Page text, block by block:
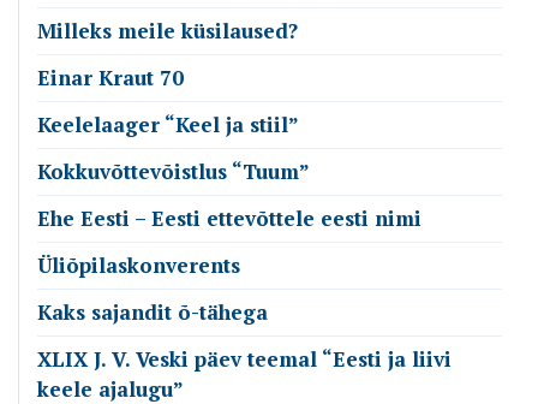
Milleks meile küsilaused?
Einar Kraut 70
Keelelaager “Keel ja stiil”
Kokkuvõttevõistlus “Tuum”
Ehe Eesti – Eesti ettevõttele eesti nimi
Üliõpilaskonverents
Kaks sajandit õ-tähega
XLIX J. V. Veski päev teemal “Eesti ja liivi
keele ajalugu”